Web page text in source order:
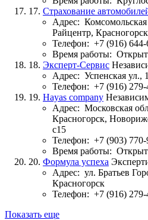
17. Страхование
Адрес:
Райцентр, Красногорск
Телефон: +7 (916) 644-
Время работы:
18. Эксперт-Сервис
Адрес: Успенская ул.,
Телефон: +7 (916) 279-
19. Hayas company
Адрес: Московская
Красногорск,
с15
Телефон: +7 (903) 770-
Время работы:
20. Формула успеха
Адрес: ул. Братьев
Красногорск
Телефон: +7 (916) 279-
Показать еще